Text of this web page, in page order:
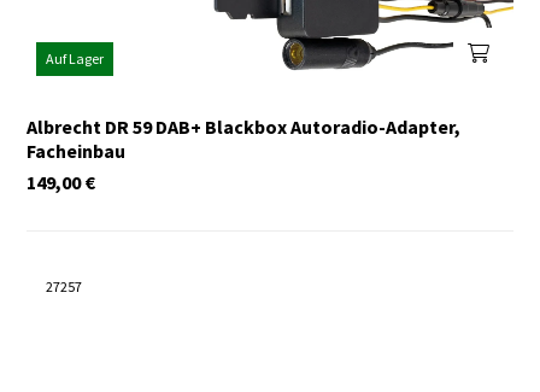
Auf Lager
Albrecht DR 59 DAB+ Blackbox Autoradio-Adapter,
Facheinbau
€
149,00
27257